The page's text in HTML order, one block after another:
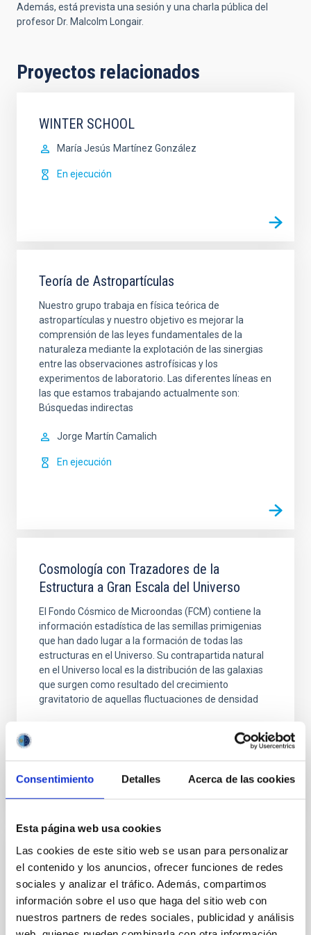
Consentimiento Detalles Acerca de las cookies
Esta página web usa cookies
Las cookies de este sitio web se usan para personalizar
el contenido y los anuncios, ofrecer funciones de redes
sociales y analizar el tráfico. Además, compartimos
información sobre el uso que haga del sitio web con
nuestros partners de redes sociales, publicidad y análisis
Además, está prevista una sesión y una charla pública del
profesor Dr. Malcolm Longair.
Proyectos relacionados
WINTER SCHOOL
María Jesús Martínez González
En ejecución
Teoría de Astropartículas
Nuestro grupo trabaja en física teórica de
astropartículas y nuestro objetivo es mejorar la
comprensión de las leyes fundamentales de la
naturaleza mediante la explotación de las sinergias
entre las observaciones astrofísicas y los
experimentos de laboratorio. Las diferentes líneas en
las que estamos trabajando actualmente son:
Búsquedas indirectas
Jorge Martín Camalich
En ejecución
Cosmología con Trazadores de la
Estructura a Gran Escala del Universo
El Fondo Cósmico de Microondas (FCM) contiene la
información estadística de las semillas primigenias
que han dado lugar a la formación de todas las
estructuras en el Universo. Su contrapartida natural
en el Universo local es la distribución de las galaxias
que surgen como resultado del crecimiento
gravitatorio de aquellas fluctuaciones de densidad
RADIOFOREGROUNDS - Modelado
definitivo de los foregrounds de Radio : un
ingrediente clave para la cosmología
El objetivo de este proyecto es combinar dos